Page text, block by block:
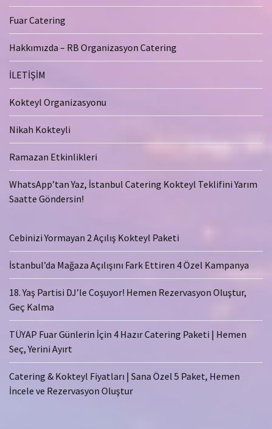
Fuar Catering
Hakkımızda – RB Organizasyon Catering
İLETİŞİM
Kokteyl Organizasyonu
Nikah Kokteyli
Ramazan Etkinlikleri
WhatsApp’tan Yaz, İstanbul Catering Kokteyl Teklifini Yarım
Saatte Göndersin!
Cebinizi Yormayan 2 Açılış Kokteyl Paketi
İstanbul’da Mağaza Açılışını Fark Ettiren 4 Özel Kampanya
18. Yaş Partisi DJ’le Coşuyor! Hemen Rezervasyon Oluştur,
Geç Kalma
TÜYAP Fuar Günlerin İçin 4 Hazır Catering Paketi | Hemen
Seç, Yerini Ayırt
Catering & Kokteyl Fiyatları | Sana Özel 5 Paket, Hemen
İncele ve Rezervasyon Oluştur